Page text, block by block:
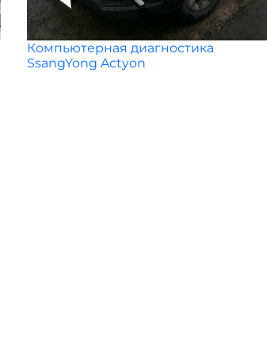
Компьютерная диагностика
SsangYong Actyon